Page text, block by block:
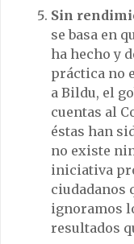
Sin
se basa en
ha hecho y
práctica no
a Bildu, el
cuentas al
éstas han
no existe
iniciativa
ciudadanos
ignoramos
resultados